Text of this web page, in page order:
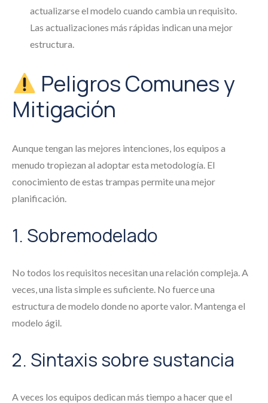
actualizarse el modelo cuando cambia un requisito.
Las actualizaciones más rápidas indican una mejor
estructura.
Peligros Comunes y
Mitigación
Aunque tengan las mejores intenciones, los equipos a
menudo tropiezan al adoptar esta metodología. El
conocimiento de estas trampas permite una mejor
planificación.
1. Sobremodelado
No todos los requisitos necesitan una relación compleja. A
veces, una lista simple es suficiente. No fuerce una
estructura de modelo donde no aporte valor. Mantenga el
modelo ágil.
2. Sintaxis sobre sustancia
A veces los equipos dedican más tiempo a hacer que el